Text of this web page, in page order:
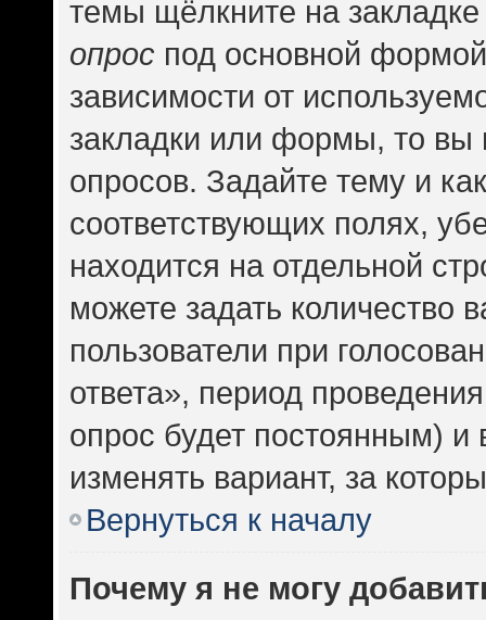
темы щёлкните на
опрос под основной
зависимости от
закладки или формы, то вы
опросов. Задайте тему и
соответствующих полях,
находится на отдельной
можете задать количество
пользователи при
ответа», период
опрос будет постоянным) и
изменять вариант, за
Вернуться к началу
Почему я не могу